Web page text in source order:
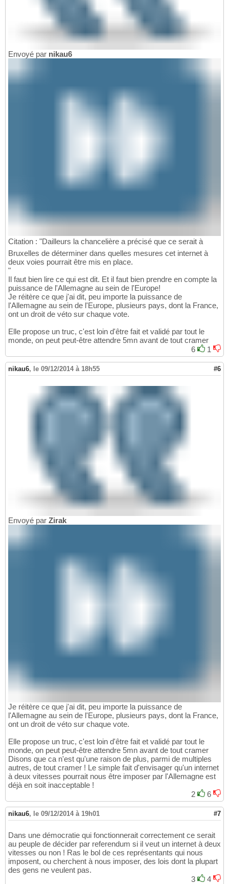
Envoyé par nikau6
Citation : "Dailleurs la chancelière a précisé que ce serait à
Bruxelles de déterminer dans quelles mesures cet internet à
deux voies pourrait être mis en place.
"
Il faut bien lire ce qui est dit. Et il faut bien prendre en compte la
puissance de l'Allemagne au sein de l'Europe!
Je réitère ce que j'ai dit, peu importe la puissance de
l'Allemagne au sein de l'Europe, plusieurs pays, dont la France,
ont un droit de véto sur chaque vote.
Elle propose un truc, c'est loin d'être fait et validé par tout le
monde, on peut peut-être attendre 5mn avant de tout cramer
6
1
nikau6, le 09/12/2014 à 18h55 #6
Envoyé par Zirak
Je réitère ce que j'ai dit, peu importe la puissance de
l'Allemagne au sein de l'Europe, plusieurs pays, dont la France,
ont un droit de véto sur chaque vote.
Elle propose un truc, c'est loin d'être fait et validé par tout le
monde, on peut peut-être attendre 5mn avant de tout cramer
Disons que ca n'est qu'une raison de plus, parmi de multiples
autres, de tout cramer ! Le simple fait d'envisager qu'un internet
à deux vitesses pourrait nous être imposer par l'Allemagne est
déjà en soit inacceptable !
2
6
nikau6, le 09/12/2014 à 19h01 #7
Dans une démocratie qui fonctionnerait correctement ce serait
au peuple de décider par referendum si il veut un internet à deux
vitesses ou non ! Ras le bol de ces représentants qui nous
imposent, ou cherchent à nous imposer, des lois dont la plupart
des gens ne veulent pas.
3
4